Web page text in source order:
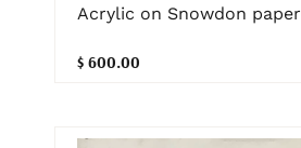
Acrylic on Snowdon paper
$ 600.00